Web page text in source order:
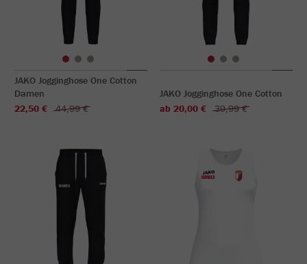
JAKO Jogginghose One Cotton
Damen
22,50 €
44,99 €
JAKO Jogginghose One Cotton
ab 20,00 €
39,99 €